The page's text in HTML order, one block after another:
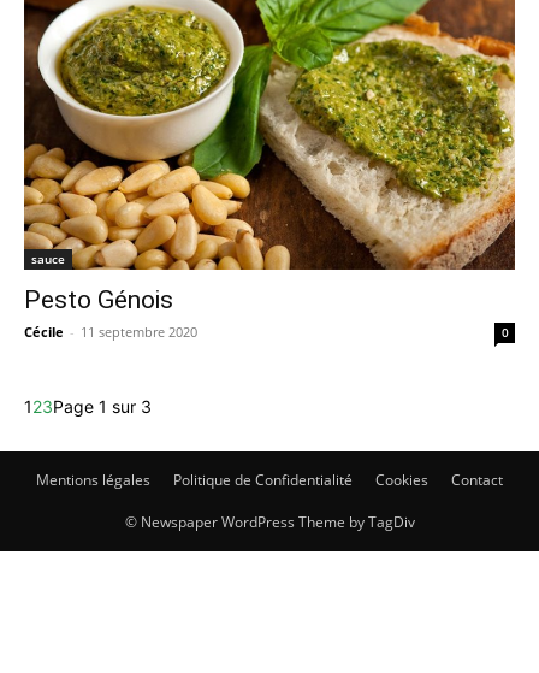
sauce
Pesto Génois
Cécile - 11 septembre 2020 0
123Page 1 sur 3
Mentions légales Politique de Confidentialité Cookies Contact
© Newspaper WordPress Theme by TagDiv